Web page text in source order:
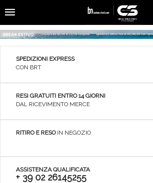
SPEDIZIONI EXPRESS
CON BRT
RESI GRATUITI ENTRO 14 GIORNI
DAL RICEVIMENTO MERCE
RITIRO E RESOIN NEGOZIO
ASSISTENZA QUALIFICATA
+ 39 02 26145255